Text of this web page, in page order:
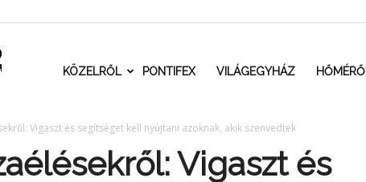
RomKat.roKÖZELRŐL PONTIFEX VILÁGEGYHÁZ HŐMÉRŐ
Vigaszt és segítséget kell nyújtani azoknak, akik szenvedtek
Vigaszt és